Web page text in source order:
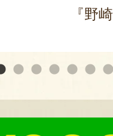
ンクスファー